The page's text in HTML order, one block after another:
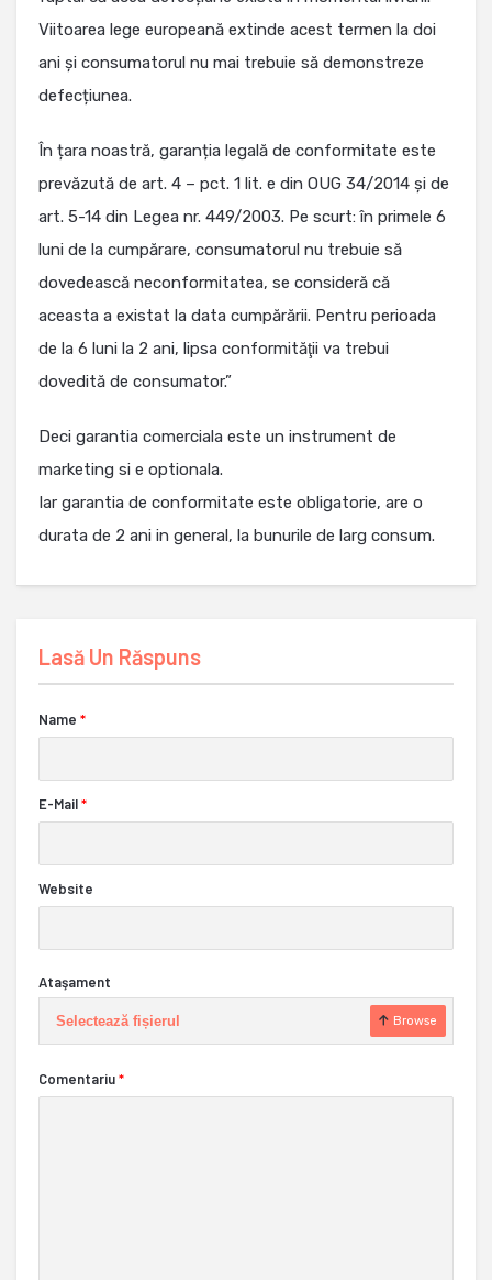
Viitoarea lege europeană extinde acest termen la doi
ani și consumatorul nu mai trebuie să demonstreze
defecțiunea.
În țara noastră, garanția legală de conformitate este
prevăzută de art. 4 – pct. 1 lit. e din OUG 34/2014 și de
art. 5-14 din Legea nr. 449/2003. Pe scurt: în primele 6
luni de la cumpărare, consumatorul nu trebuie să
dovedească neconformitatea, se consideră că
aceasta a existat la data cumpărării. Pentru perioada
de la 6 luni la 2 ani, lipsa conformităţii va trebui
dovedită de consumator.”
Deci garantia comerciala este un instrument de
marketing si e optionala.
Iar garantia de conformitate este obligatorie, are o
durata de 2 ani in general, la bunurile de larg consum.
Lasă Un Răspuns
Name *
E-Mail*
Website
Ataşament
Selectează fișierul Browse
Comentariu*